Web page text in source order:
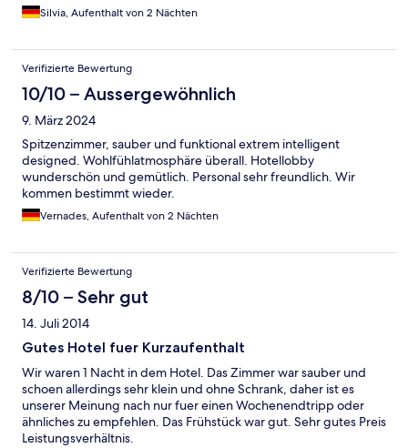
Silvia, Aufenthalt von 2 Nächten
Verifizierte Bewertung
10/10 – Aussergewöhnlich
9. März 2024
Spitzenzimmer, sauber und funktional extrem intelligent
designed. Wohlfühlatmosphäre überall. Hotellobby
wunderschön und gemütlich. Personal sehr freundlich. Wir
kommen bestimmt wieder.
Vernades, Aufenthalt von 2 Nächten
Verifizierte Bewertung
8/10 – Sehr gut
14. Juli 2014
Gutes Hotel fuer Kurzaufenthalt
Wir waren 1 Nacht in dem Hotel. Das Zimmer war sauber und
schoen allerdings sehr klein und ohne Schrank, daher ist es
unserer Meinung nach nur fuer einen Wochenendtripp oder
ähnliches zu empfehlen. Das Frühstück war gut. Sehr gutes Preis
Leistungsverhältnis.